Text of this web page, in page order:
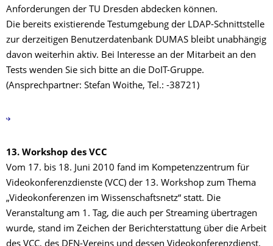
Anforderungen der TU Dresden abdecken können.
Die bereits existierende Testumgebung der LDAP-Schnittstelle
zur derzeitigen Benutzerdatenbank DUMAS bleibt unabhängig
davon weiterhin aktiv. Bei Interesse an der Mitarbeit an den
Tests wenden Sie sich bitte an die DoIT-Gruppe.
(Ansprechpartner: Stefan Woithe, Tel.: -38721)
13. Workshop des VCC
Vom 17. bis 18. Juni 2010 fand im Kompetenzzentrum für
Videokonferenzdienste (VCC) der 13. Workshop zum Thema
„Videokonferenzen im Wissenschaftsnetz“ statt. Die
Veranstaltung am 1. Tag, die auch per Streaming übertragen
wurde, stand im Zeichen der Berichterstattung über die Arbeit